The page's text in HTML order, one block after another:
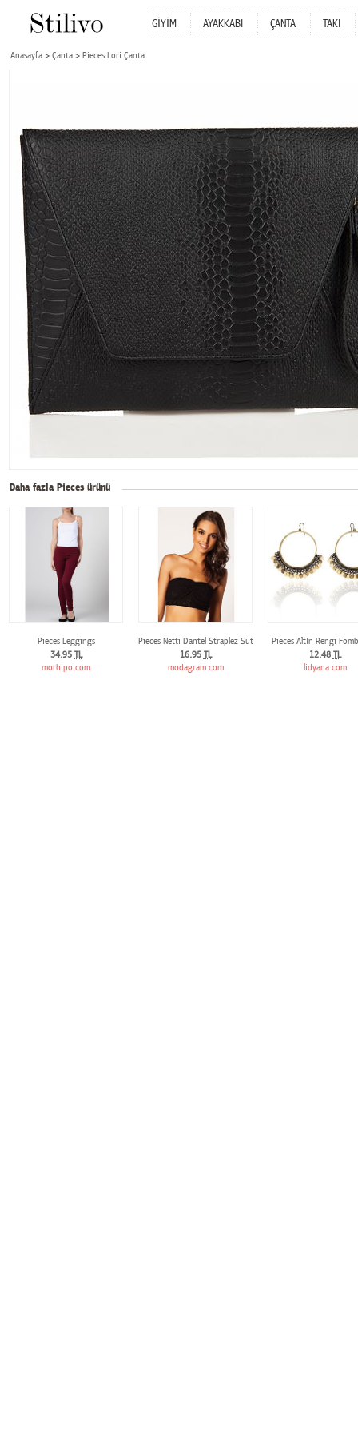
GİYİM AYAKKABI ÇANTA TAKI
Anasayfa Çanta Pieces Lori Çanta
Daha fazla Pieces ürünü
Pieces Leggings
34.95 TL
morhipo.com
Pieces Netti Dantel Straplez Sütyen
16.95 TL
modagram.com
Pieces Altın Rengi
12.48 TL
lidyana.com